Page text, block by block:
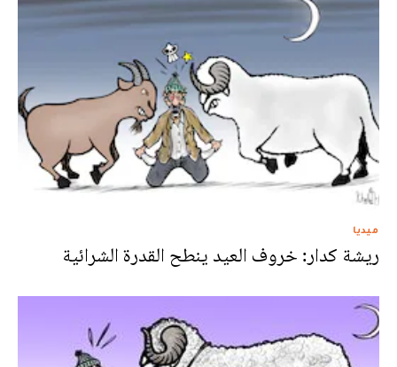
ميديا
ريشة كدار: خروف العيد ينطح القدرة الشرائية